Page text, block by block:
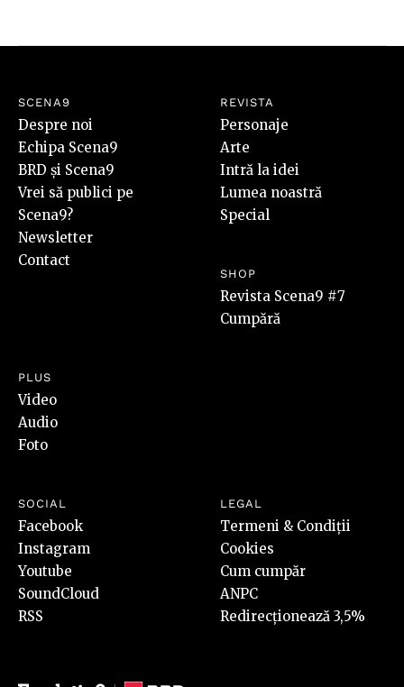
SCENA9
Despre noi
Echipa Scena9
BRD și Scena9
Vrei să publici pe
Scena9?
Newsletter
Contact
REVISTA
Personaje
Arte
Intră la idei
Lumea noastră
Special
SHOP
Revista Scena9 #7
Cumpără
PLUS
Video
Audio
Foto
SOCIAL
Facebook
Instagram
Youtube
SoundCloud
RSS
LEGAL
Termeni & Condiții
Cookies
Cum cumpăr
ANPC
Redirecționează 3,5%